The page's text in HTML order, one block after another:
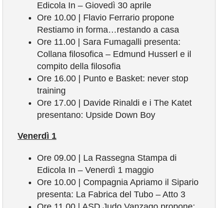
Edicola In – Giovedì 30 aprile
Ore 10.00 | Flavio Ferrario propone
Restiamo in forma…restando a casa
Ore 11.00 | Sara Fumagalli presenta:
Collana filosofica – Edmund Husserl e il
compito della filosofia
Ore 16.00 | Punto e Basket: never stop
training
Ore 17.00 | Davide Rinaldi e i The Katet
presentano: Upside Down Boy
Venerdì 1
Ore 09.00 | La Rassegna Stampa di
Edicola In – Venerdì 1 maggio
Ore 10.00 | Compagnia Apriamo il Sipario
presenta: La Fabrica del Tubo – Atto 3